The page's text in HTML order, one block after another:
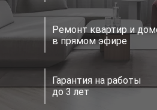
Ремонт квартир и
в прямом эфире
Гарантия на работы
до 3 лет